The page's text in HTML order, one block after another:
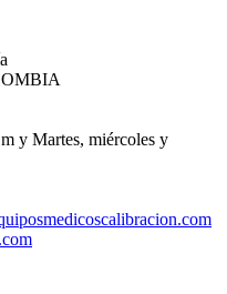
y Martes, miércoles y